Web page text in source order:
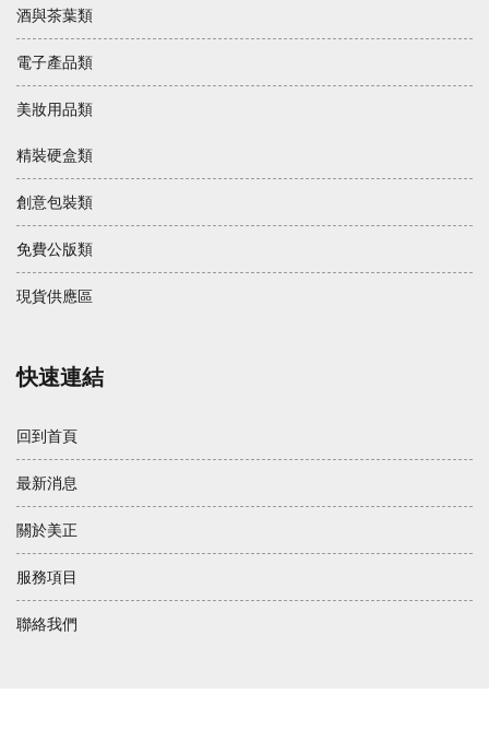
酒與茶葉類
電子產品類
美妝用品類
精裝硬盒類
創意包裝類
免費公版類
現貨供應區
快速連結
回到首頁
最新消息
關於美正
服務項目
聯絡我們